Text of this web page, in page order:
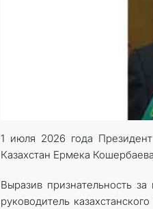
1 июля 2026 года
Казахстан Ермека
Выразив признательность
руководитель